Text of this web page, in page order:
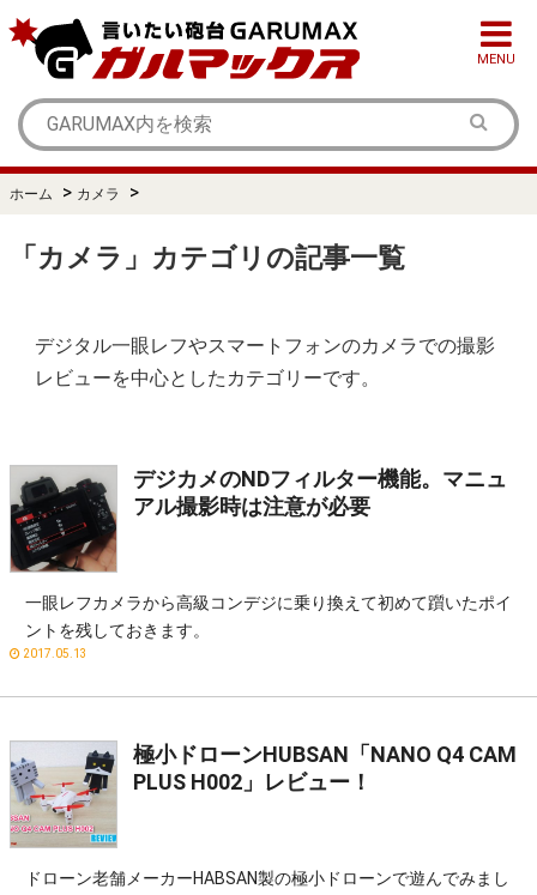
MENU
ホーム > カメラ >
「カメラ」カテゴリの記事一覧
デジタル一眼レフやスマートフォンのカメラでの撮影
レビューを中心としたカテゴリーです。
デジカメのNDフィルター機能。マニュ
アル撮影時は注意が必要
一眼レフカメラから高級コンデジに乗り換えて初めて躓いたポイ
ントを残しておきます。
2017.05.13
極小ドローンHUBSAN「NANO Q4 CAM
PLUS H002」レビュー！
ドローン老舗メーカーHABSAN製の極小ドローンで遊んでみまし